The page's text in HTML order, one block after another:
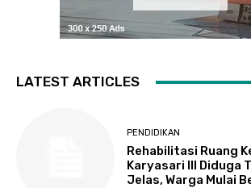
LATEST ARTICLES
PENDIDIKAN
Rehabilitasi Ruang
Karyasari III Diduga
Jelas, Warga Mulai